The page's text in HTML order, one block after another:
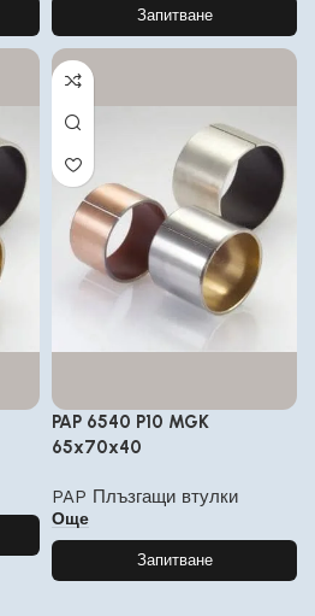
Запитване
PAP 6540 P10 MGK
65x70x40
PAP Плъзгащи втулки
Още
Запитване